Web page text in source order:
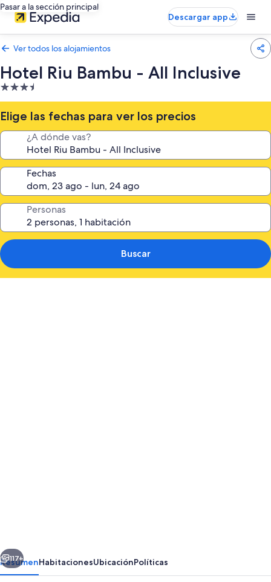
Pasar a la sección principal
Descargar app
Ver todos los alojamientos
Hotel Riu Bambu - All Inclusive
Alojamiento
de
3.5 estrellas
Elige las fechas para ver los precios
¿A dónde vas?
Fechas
Personas
Buscar
All
Siguiente
117+
ResumenHabitacionesUbicaciónPolíticas